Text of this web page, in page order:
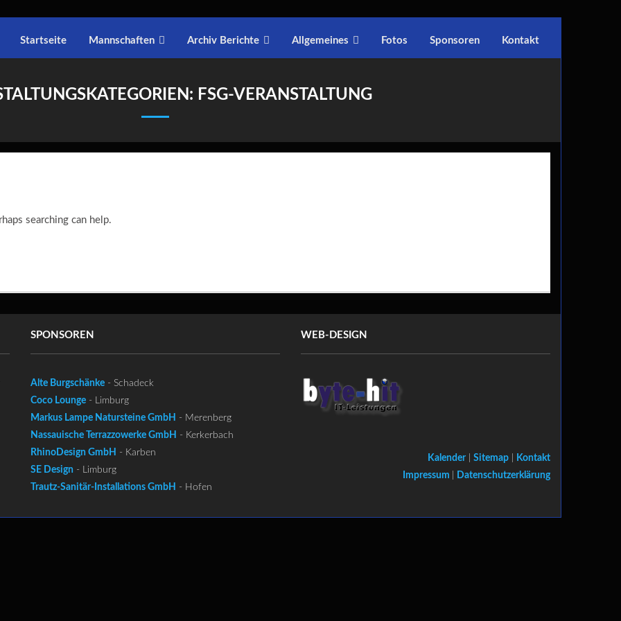
Startseite Mannschaften Archiv Berichte Allgemeines Fotos Sponsoren Kontakt
FSG-VERANSTALTUNG
searching can help.
SPONSOREN
Alte Burgschänke- Schadeck
Coco Lounge- Limburg
Markus Lampe Natursteine GmbH - Merenberg
Nassauische Terrazzowerke GmbH - Kerkerbach
RhinoDesign GmbH - Karben
SE Design - Limburg
Trautz-Sanitär-Installations GmbH - Hofen
WEB-DESIGN
Kalender| Sitemap|
Kontakt
Impressum
Datenschutzerklärung